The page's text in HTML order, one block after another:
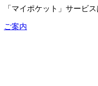
「マイポケット」サービ
ご案内